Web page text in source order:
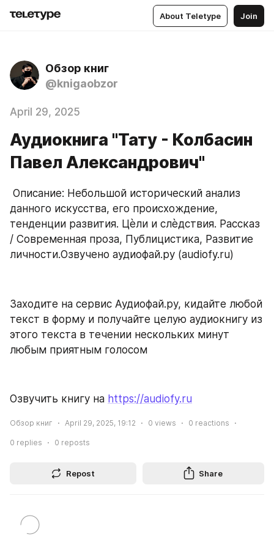
About Teletype Join
Обзор книг
@knigaobzor
April 29, 2025
Аудиокнига "Тату - Колбасин
Павел Александрович"
данного искусства, его происхождение,
тенденции развития. Цѐли и слѐдствия. Рассказ
/ Современная проза, Публицистика, Развитие
личности.Озвучено аудиофай.ру (audiofy.ru)
Заходите на сервис Аудиофай.ру, кидайте любой
текст в форму и получайте целую аудиокнигу из
этого текста в течении нескольких минут
любым приятным голосом
Озвучить книгу на https://audiofy.ru
Обзор книг April 29, 2025, 19:12 0 views 0 reactions
0 replies 0 reposts
Repost Share